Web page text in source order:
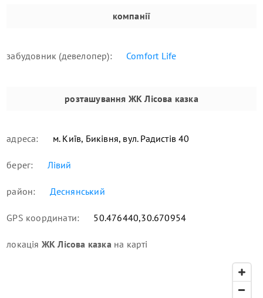
компанії
забудовник (девелопер): Comfort Life
розташування ЖК Лісова казка
адреса: м. Київ, Биківня, вул. Радистів 40
берег: Лівий
район: Деснянський
GPS координати: 50.476440,30.670954
локація ЖК Лісова казкана карті